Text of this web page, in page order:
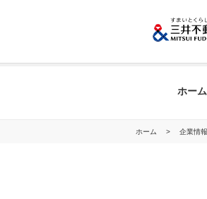
ホーム
ホーム > 企業情報